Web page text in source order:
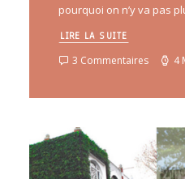
pourquoi on n’y va pas
LIRE LA SUITE
3 Commentaires 4